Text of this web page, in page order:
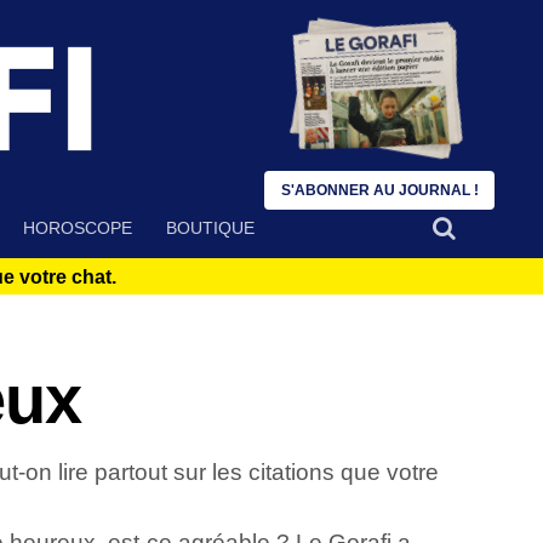
HOROSCOPE BOUTIQUE
votre chat.
on lire partout sur les citations que votre
S'ABONNER AU JOURNAL !